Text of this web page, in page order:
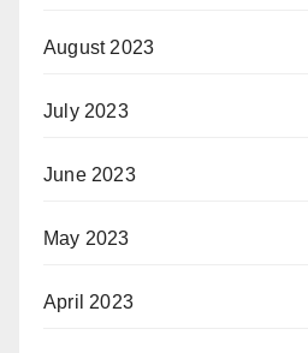
August 2023
July 2023
June 2023
May 2023
April 2023